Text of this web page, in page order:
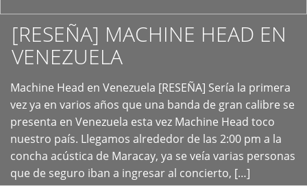
[RESEÑA] MACHINE HEAD EN
VENEZUELA
Machine Head en Venezuela [RESEÑA] Sería la primera
vez ya en varios años que una banda de gran calibre se
presenta en Venezuela esta vez Machine Head toco
nuestro país. Llegamos alrededor de las 2:00 pm a la
concha acústica de Maracay, ya se veía varias personas
que de seguro iban a ingresar al concierto, […]
+